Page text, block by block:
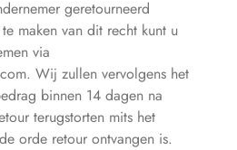
geretourneerd
maken van dit recht kunt u
via
. Wij zullen vervolgens het
binnen 14 dagen na
terugstorten mits het
orde retour ontvangen is.